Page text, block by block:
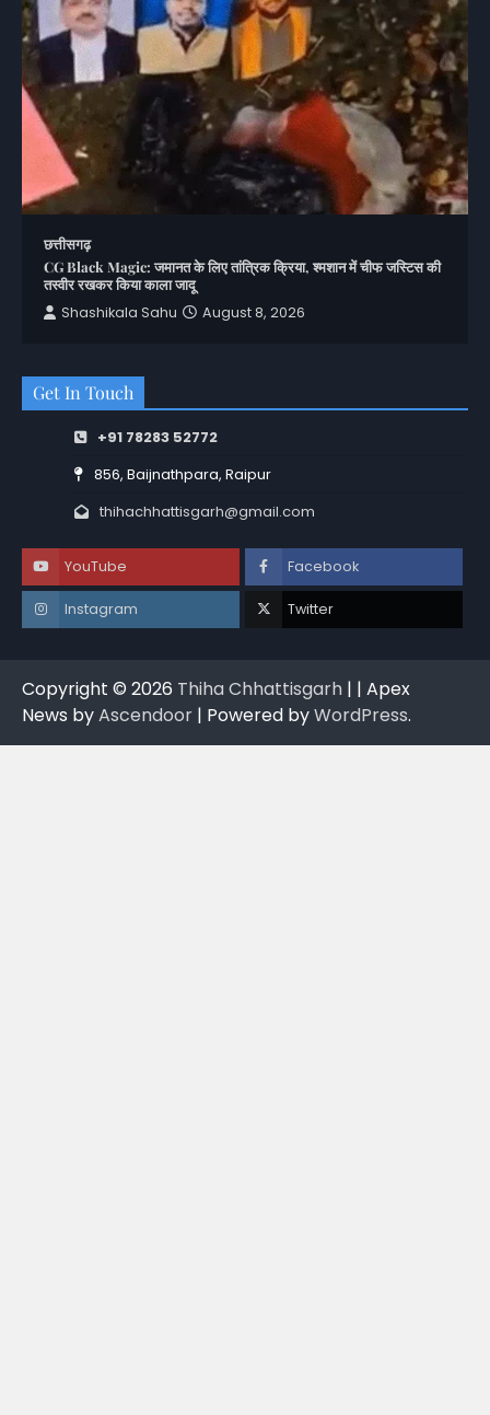
छत्तीसगढ़
CG Black Magic: जमानत के लिए तांत्रिक क्रिया, श्मशान में चीफ जस्टिस की
तस्वीर रखकर किया काला जादू
Shashikala Sahu
August 8, 2026
Get In Touch
+91 78283 52772
856, Baijnathpara, Raipur
thihachhattisgarh@gmail.com
YouTube Facebook
Instagram Twitter
Copyright © 2026 Thiha Chhattisgarh | | Apex
News byAscendoor | Powered byWordPress.